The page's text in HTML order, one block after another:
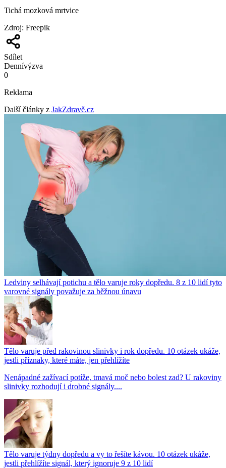
Tichá mozková mrtvice
Zdroj: Freepik
Sdílet
Dennívýzva
0
Reklama
Další články z JakZdravě.cz
Ledviny selhávají potichu a tělo varuje roky dopředu. 8 z 10 lidí tyto
varovné signály považuje za běžnou únavu
Tělo varuje před rakovinou slinivky i rok dopředu. 10 otázek ukáže,
jestli příznaky, které máte, jen přehlížíte
Nenápadné zažívací potíže, tmavá moč nebo bolest zad? U rakoviny
slinivky rozhodují i drobné signály....
Tělo varuje týdny dopředu a vy to řešíte kávou. 10 otázek ukáže,
jestli přehlížíte signál, který ignoruje 9 z 10 lidí